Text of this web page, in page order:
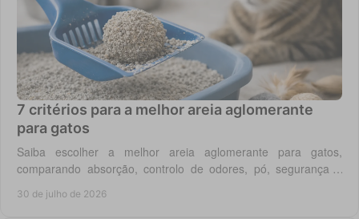
7 critérios para a melhor areia aglomerante
para gatos
Saiba escolher a melhor areia aglomerante para gatos,
comparando absorção, controlo de odores, pó, segurança e
30 de julho de 2026